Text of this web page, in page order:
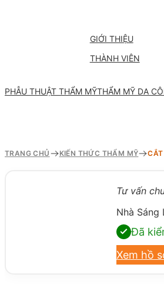
GIỚI THIỆU
THÀNH VIÊN
PHẪU THUẬT THẨM MỸTHẨM MỸ DA
TRANG CHỦ
KIẾN THỨC THẨM MỸ
Tư vấn
Nhà Sáng
Đã
Xem hồ